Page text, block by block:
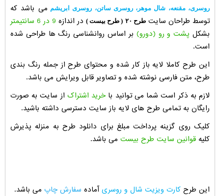
روسری، مقنعه، شال موهر، روسری ساتن، روسری ابریشم می باشد که
توسط طراحان سایت طرح ۲۰ ( طرح بیست ) در اندازه 9 در 6 سانتیمتر
بشکل پشت و رو (دورو) بر اساس روانشناسی رنگ ها طراحی شده
است.
این طرح کاملا لایه باز کار شده و محتوای طرح از جمله رنگ بندی
طرح، متن فارسی نوشته شده و تصاویر قابل ویرایش می باشد.
لازم به ذکر است شما می توانید با خرید اشتراک از سایت به صورت
رایگان به تمامی طرح های لایه باز سایت دسترسی داشته باشید.
کلیک روی گزینه پرداخت مبلغ برای دانلود طرح به منزله پذیرش
کلیه قوانین سایت طرح بیست می باشد.
این طرح کارت ویزیت شال و روسریآماده سفارش چاپ می باشد.